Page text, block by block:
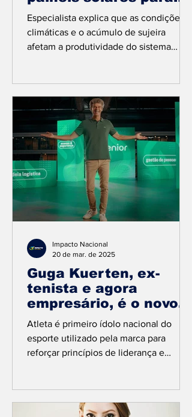
garantir a eficiência
energética
Especialista explica que as condições
climáticas e o acúmulo de sujeira
afetam a produtividade do sistema
Guga Kuerten, ex-
tenista e agora
empresário, é o novo
embaixador da Senior
Sistemas em
campanha
Atleta é primeiro ídolo nacional do
esporte utilizado pela marca para
reforçar princípios de liderança e
Impacto Nacional
20 de mar. de 2025